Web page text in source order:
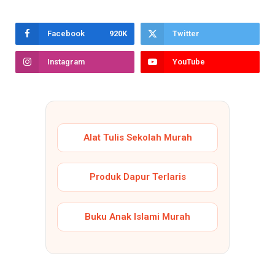
Facebook 920K Twitter
Instagram YouTube
Alat Tulis Sekolah Murah
Produk Dapur Terlaris
Buku Anak Islami Murah